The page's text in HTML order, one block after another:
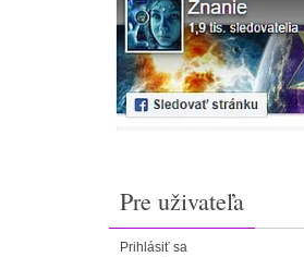
Pre uživateľa
Prihlásiť sa